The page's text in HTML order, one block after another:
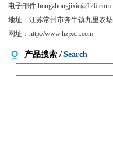
电子邮件:hongzhongjixie@126.com
地址：江苏常州市奔牛镇九里农场
网址： http://www.hzjxcn.com
产品搜索 / Search